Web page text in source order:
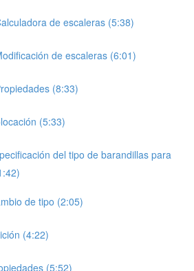
de escaleras (5:38)
de escaleras (6:01)
(8:33)
(5:33)
del tipo de barandillas para
de tipo (2:05)
(4:22)
(5:52)